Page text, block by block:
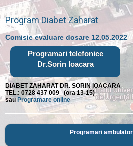
Program Diabet Zaharat
Comisie evaluare dosare 12.05.2022
Programari telefonice
Dr.Sorin Ioacara
DIABET ZAHARAT DR. SORIN IOACARA
TEL.: 0728 437 009 (ora 13-15)
sauProgramare online
Programari ambulator